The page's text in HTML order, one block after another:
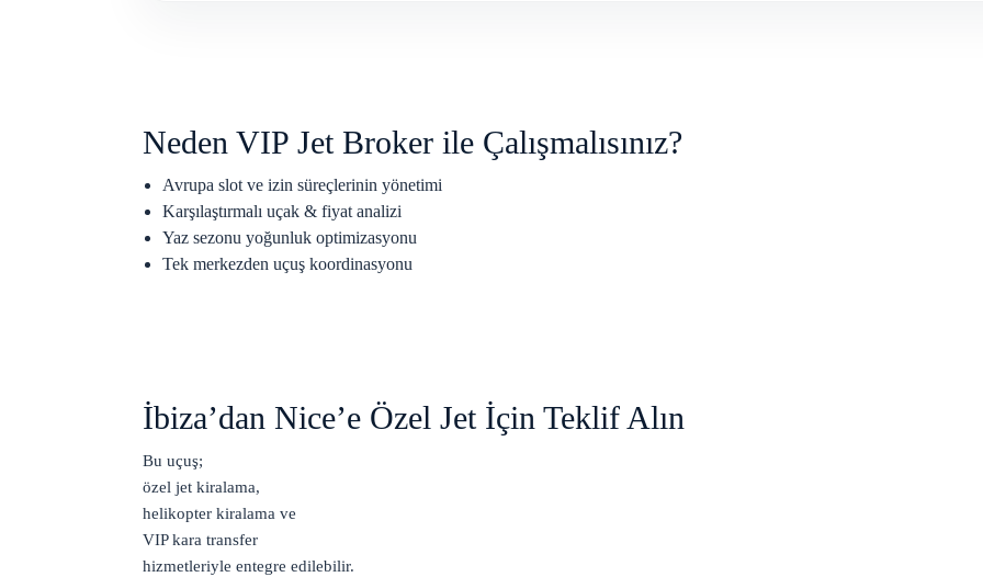
Neden VIP Jet Broker ile Çalışmalısınız?
Avrupa slot ve izin süreçlerinin yönetimi
Karşılaştırmalı uçak & fiyat analizi
Yaz sezonu yoğunluk optimizasyonu
Tek merkezden uçuş koordinasyonu
İbiza’dan Nice’e Özel Jet İçin Teklif Alın
Bu uçuş;
özel jet kiralama,
helikopter kiralama ve
VIP kara transfer
hizmetleriyle entegre edilebilir.